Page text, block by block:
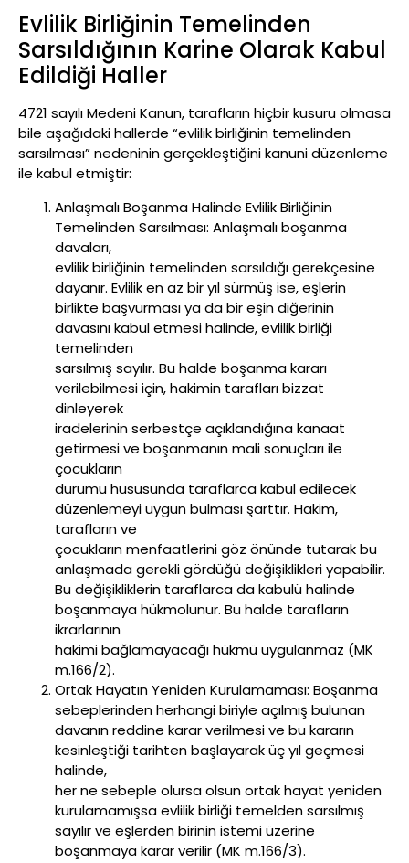
Evlilik Birliğinin Temelinden
Sarsıldığının Karine Olarak Kabul
Edildiği Haller
4721 sayılı Medeni Kanun, tarafların hiçbir kusuru olmasa
bile aşağıdaki hallerde “evlilik birliğinin temelinden
sarsılması” nedeninin gerçekleştiğini kanuni düzenleme
ile kabul etmiştir:
Anlaşmalı Boşanma Halinde Evlilik Birliğinin
Temelinden Sarsılması: Anlaşmalı boşanma
davaları,
evlilik birliğinin temelinden sarsıldığı gerekçesine
dayanır. Evlilik en az bir yıl sürmüş ise, eşlerin
birlikte başvurması ya da bir eşin diğerinin
davasını kabul etmesi halinde, evlilik birliği
temelinden
sarsılmış sayılır. Bu halde boşanma kararı
verilebilmesi için, hakimin tarafları bizzat
dinleyerek
iradelerinin serbestçe açıklandığına kanaat
getirmesi ve boşanmanın mali sonuçları ile
çocukların
durumu hususunda taraflarca kabul edilecek
düzenlemeyi uygun bulması şarttır. Hakim,
tarafların ve
çocukların menfaatlerini göz önünde tutarak bu
anlaşmada gerekli gördüğü değişiklikleri yapabilir.
Bu değişikliklerin taraflarca da kabulü halinde
boşanmaya hükmolunur. Bu halde tarafların
ikrarlarının
hakimi bağlamayacağı hükmü uygulanmaz (MK
m.166/2).
Ortak Hayatın Yeniden Kurulamaması: Boşanma
sebeplerinden herhangi biriyle açılmış bulunan
davanın reddine karar verilmesi ve bu kararın
kesinleştiği tarihten başlayarak üç yıl geçmesi
halinde,
her ne sebeple olursa olsun ortak hayat yeniden
kurulamamışsa evlilik birliği temelden sarsılmış
sayılır ve eşlerden birinin istemi üzerine
boşanmaya karar verilir (MK m.166/3).